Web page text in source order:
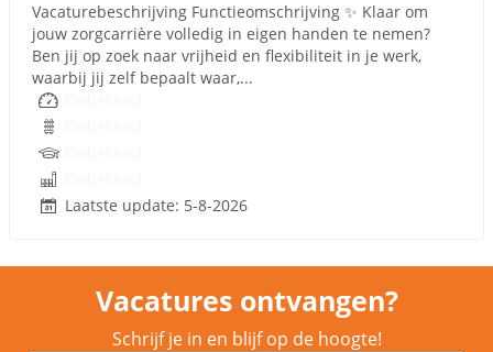
Vacaturebeschrijving Functieomschrijving ✨ Klaar om
jouw zorgcarrière volledig in eigen handen te nemen?
Ben jij op zoek naar vrijheid en flexibiliteit in je werk,
waarbij jij zelf bepaalt waar,...
Laatste update: 5-8-2026
Vacatures ontvangen?
Schrijf je in en blijf op de hoogte!